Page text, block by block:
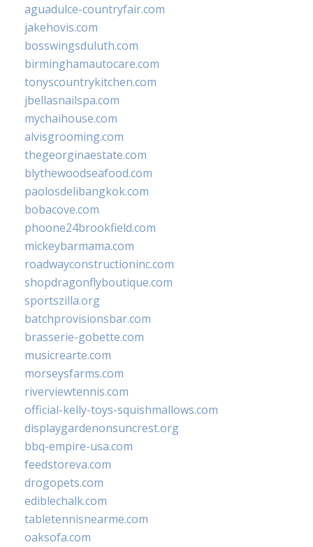
aguadulce-countryfair.com
jakehovis.com
bosswingsduluth.com
birminghamautocare.com
tonyscountrykitchen.com
jbellasnailspa.com
mychaihouse.com
alvisgrooming.com
thegeorginaestate.com
blythewoodseafood.com
paolosdelibangkok.com
bobacove.com
phoone24brookfield.com
mickeybarmama.com
roadwayconstructioninc.com
shopdragonflyboutique.com
sportszilla.org
batchprovisionsbar.com
brasserie-gobette.com
musicrearte.com
morseysfarms.com
riverviewtennis.com
official-kelly-toys-squishmallows.com
displaygardenonsuncrest.org
bbq-empire-usa.com
feedstoreva.com
drogopets.com
ediblechalk.com
tabletennisnearme.com
oaksofa.com